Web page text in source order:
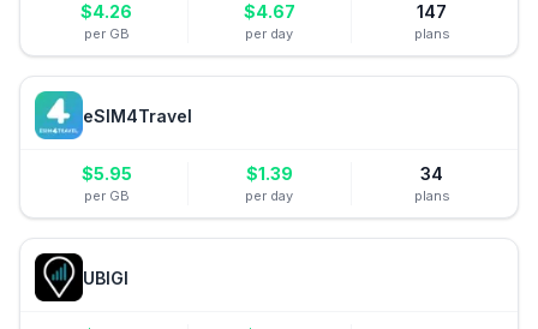
$4.26
per GB
$4.67
per day
147
plans
eSIM4Travel
$5.95
per GB
$1.39
per day
34
plans
UBIGI